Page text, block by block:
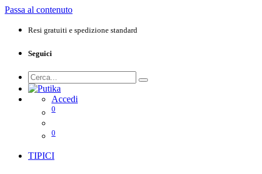
Passa al contenuto
Resi gratuiti e spedizione standard
Seguici
Accedi
0
0
TIPICI